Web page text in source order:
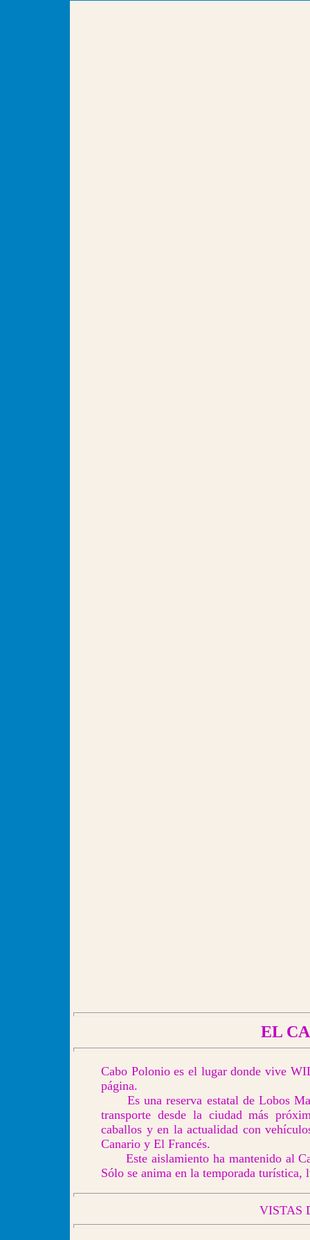
EL
Cabo Polonio es el lugar donde vive
página.
Es una reserva estatal de Lobos
transporte desde la ciudad más
caballos y en la actualidad con
Canario y El Francés.
Este aislamiento ha mantenido al
Sólo se anima en la temporada
VISTAS